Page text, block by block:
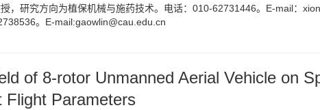
，研究方向为植保机械与施药技术。电话：010-62731446。E-mail：
。E-mail:gaowlin@cau.edu.cn
of 8-rotor Unmanned Aerial Vehicle on
Flight Parameters